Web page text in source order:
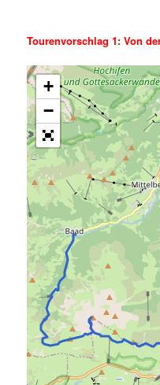
Tourenvorschlag 1: Von
+
−